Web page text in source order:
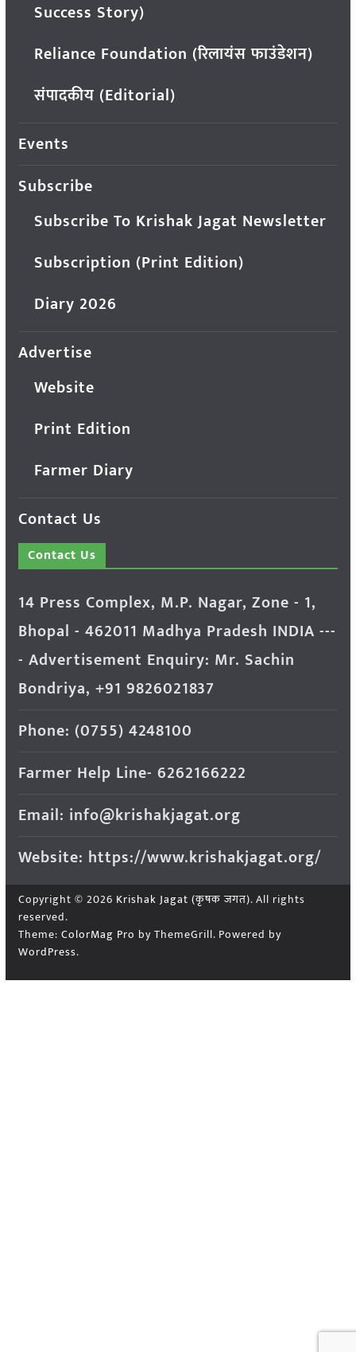
Success Story)
Reliance Foundation (रिलायंस फाउंडेशन)
संपादकीय (Editorial)
Events
Subscribe
Subscribe To Krishak Jagat Newsletter
Subscription (Print Edition)
Diary 2026
Advertise
Website
Print Edition
Farmer Diary
Contact Us
Contact Us
14 Press Complex, M.P. Nagar, Zone - 1,
Bhopal - 462011 Madhya Pradesh INDIA ---
- Advertisement Enquiry: Mr. Sachin
Bondriya, +91 9826021837
Phone: (0755) 4248100
Farmer Help Line- 6262166222
Email: info@krishakjagat.org
Website: https://www.krishakjagat.org/
Copyright © 2026 Krishak Jagat (कृषक जगत). All rights
reserved.
Theme: ColorMag Pro by ThemeGrill. Powered by
WordPress.